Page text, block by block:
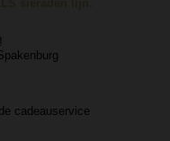
cadeauservice